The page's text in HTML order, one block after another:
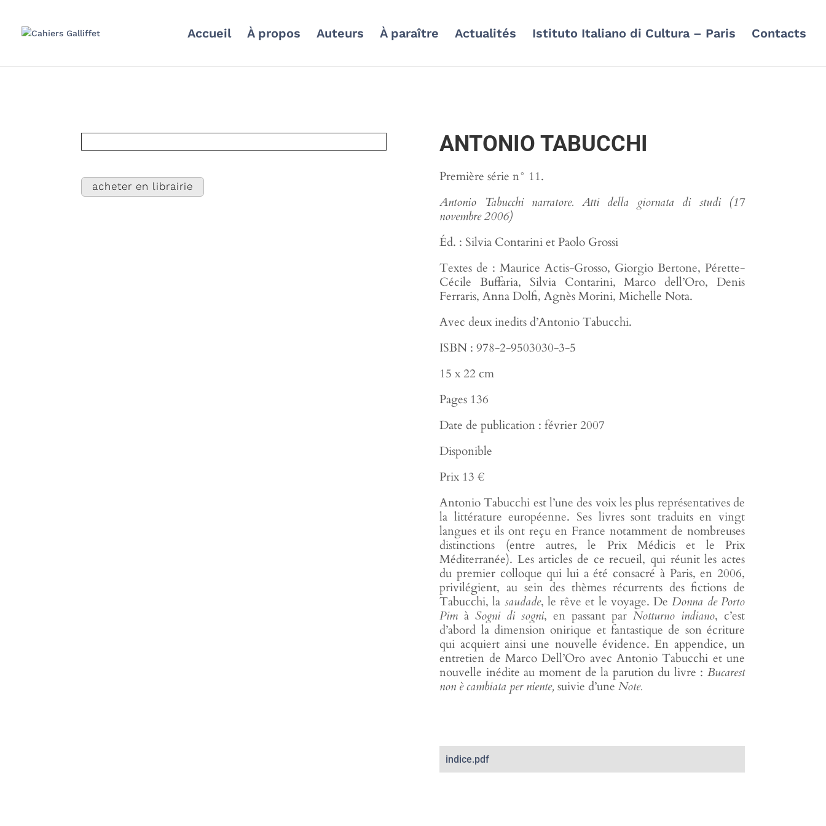
Accueil À propos Auteurs À paraître Actualités Istituto Italiano di Cultura – Paris Contacts
acheter en librairie
ANTONIO TABUCCHI
Première série n° 11.
Antonio Tabucchi narratore. Atti della giornata di studi (17
novembre 2006)
Éd. : Silvia Contarini et Paolo Grossi
Textes de : Maurice Actis-Grosso, Giorgio Bertone, Pérette-
Cécile Buffaria, Silvia Contarini, Marco dell’Oro, Denis
Ferraris, Anna Dolfi, Agnès Morini, Michelle Nota.
Avec deux inedits d’Antonio Tabucchi.
ISBN : 978-2-9503030-3-5
15 x 22 cm
Pages 136
Date de publication : février 2007
Disponible
Prix 13 €
Antonio Tabucchi est l’une des voix les plus représentatives de
la littérature européenne. Ses livres sont traduits en vingt
langues et ils ont reçu en France notamment de nombreuses
distinctions (entre autres, le Prix Médicis et le Prix
Méditerranée). Les articles de ce recueil, qui réunit les actes
du premier colloque qui lui a été consacré à Paris, en 2006,
privilégient, au sein des thèmes récurrents des fictions de
Tabucchi, la saudade, le rêve et le voyage. DeDonna de Porto
Pim àSogni di sogni, en passant parNotturno indiano, c’est
d’abord la dimension onirique et fantastique de son écriture
qui acquiert ainsi une nouvelle évidence. En appendice, un
entretien de Marco Dell’Oro avec Antonio Tabucchi et une
nouvelle inédite au moment de la parution du livre : Bucarest
non è cambiata per niente,suivie d’une Note.
indice.pdf